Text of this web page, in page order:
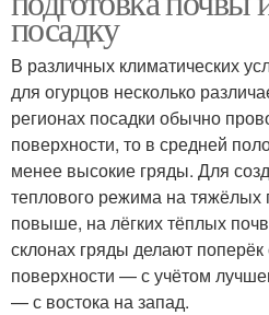
Вертикальные грядки
Умная грядка
посадку
В различных климатических
для огурцов несколько
регионах посадки обычно
поверхности, то в средней
менее высокие гряды. Для
теплового режима на
повыше, на лёгких тёплых
склонах гряды делают
поверхности — с учётом
— с востока на запад.